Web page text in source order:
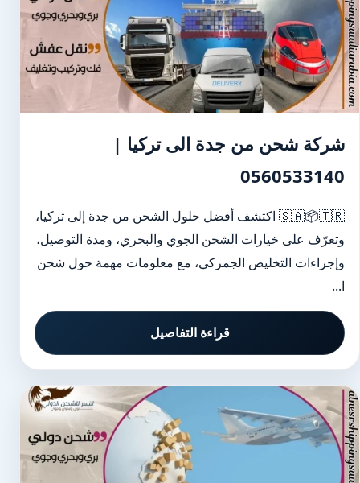
شركة شحن من جدة الى تركيا |
0560533140
🇸🇦📦🇹🇷 اكتشف أفضل حلول الشحن من جدة إلى تركيا،
وتعرّف على خيارات الشحن الجوي والبحري، ومدة التوصيل،
وإجراءات التخليص الجمركي، مع معلومات مهمة حول شحن
ا...
قراءة التفاصيل